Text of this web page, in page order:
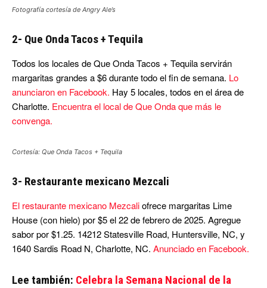
Fotografía cortesía de Angry Ale’s
2- Que Onda Tacos + Tequila
Todos los locales de Que Onda Tacos + Tequila servirán
margaritas grandes a $6 durante todo el fin de semana. Lo
anunciaron en Facebook. Hay 5 locales, todos en el área de
Charlotte. Encuentra el local de Que Onda que más le
convenga.
Cortesía: Que Onda Tacos + Tequila
3- Restaurante mexicano Mezcali
El restaurante mexicano Mezcaliofrece margaritas Lime
House (con hielo) por $5 el 22 de febrero de 2025. Agregue
sabor por $1.25. 14212 Statesville Road, Huntersville, NC, y
1640 Sardis Road N, Charlotte, NC. Anunciado en Facebook.
Lee también: Celebra la Semana Nacional de la